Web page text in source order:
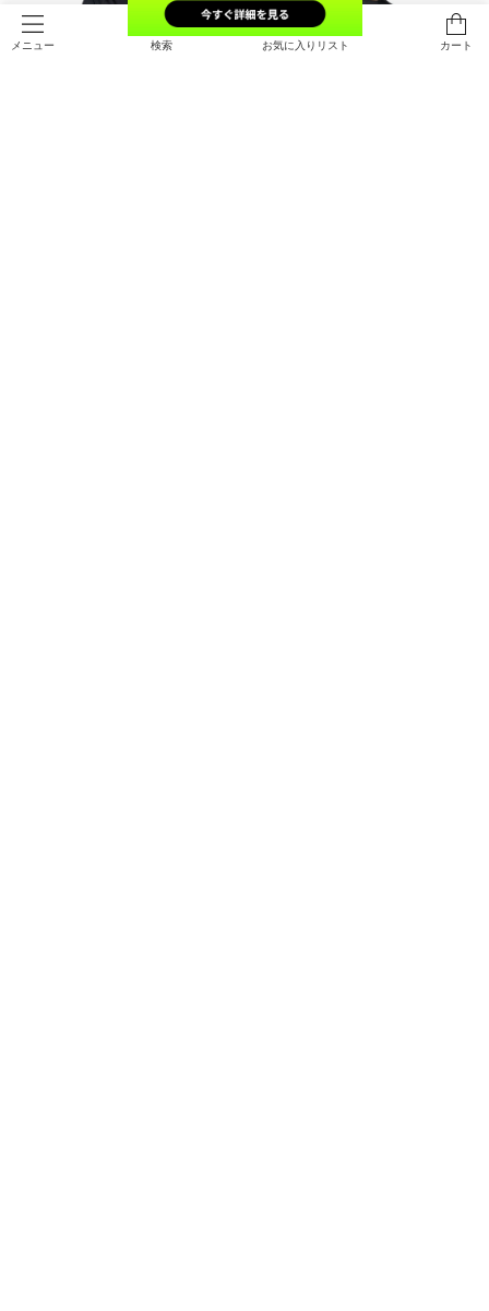
メニュー 検索 お気に入りリスト カート